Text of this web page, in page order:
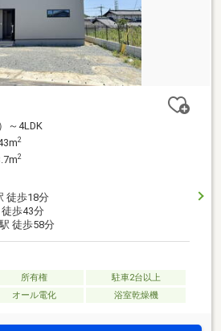
～4LDK
2
2
徒歩18分
歩43分
徒歩58分
所有権
駐車2台以上
オール電化 浴室乾燥機